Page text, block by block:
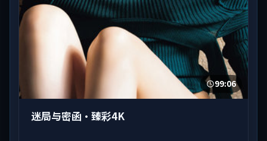
99:06
迷局与密函·臻彩4K